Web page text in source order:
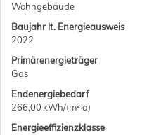
Wohngebäude
Baujahr lt. Energieausweis
2022
Primärenergieträger
Gas
Endenergie­bedarf
266,00 kWh/(m²·a)
Energie­effizienz­klasse